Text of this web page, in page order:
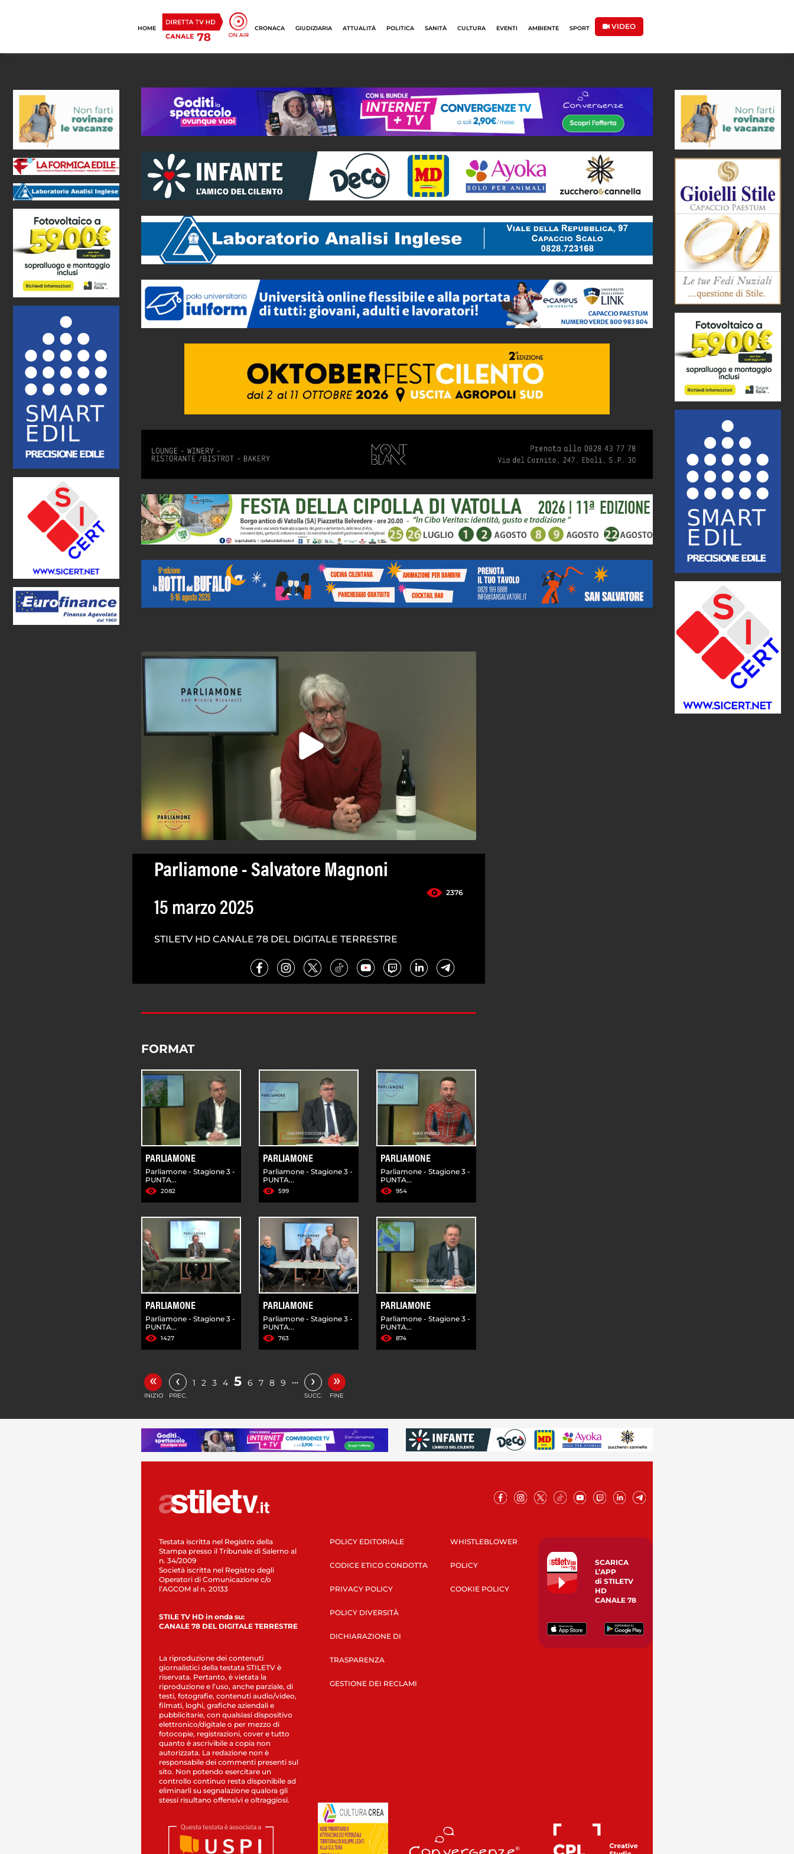
HOME CRONACA GIUDIZIARIA ATTUALITÀ POLITICA SANITÀ CULTURA EVENTI AMBIENTE SPORT VIDEO
Parliamone - Salvatore Magnoni
2376
15 marzo 2025
STILETV HD CANALE 78 DEL DIGITALE TERRESTRE
FORMAT
PARLIAMONE
Parliamone - Stagione 3 -
PUNTA...
2082
PARLIAMONE
Parliamone - Stagione 3 -
PUNTA...
599
PARLIAMONE
Parliamone - Stagione 3 -
PUNTA...
954
PARLIAMONE
Parliamone - Stagione 3 -
PUNTA...
1427
PARLIAMONE
Parliamone - Stagione 3 -
PUNTA...
763
PARLIAMONE
Parliamone - Stagione 3 -
PUNTA...
874
«
INIZIO
‹
PREC.
1 2 3 4 5 6 7 8 9 … ›
SUCC.
»
FINE
Testata iscritta nel Registro della
Stampa presso il Tribunale di Salerno al
n. 34/2009
Società iscritta nel Registro degli
Operatori di Comunicazione c/o
l’AGCOM al n. 20133
STILE TV HD in onda su:
CANALE 78 DEL DIGITALE TERRESTRE
La riproduzione dei contenuti
giornalistici della testata STILETV è
riservata. Pertanto, è vietata la
riproduzione e l’uso, anche parziale, di
testi, fotografie, contenuti audio/video,
filmati, loghi, grafiche aziendali e
pubblicitarie, con qualsiasi dispositivo
elettronico/digitale o per mezzo di
fotocopie, registrazioni, cover e tutto
quanto è ascrivibile a copia non
autorizzata. La redazione non è
responsabile dei commenti presenti sul
sito. Non potendo esercitare un
controllo continuo resta disponibile ad
eliminarli su segnalazione qualora gli
stessi risultano offensivi e oltraggiosi.
POLICY EDITORIALE
CODICE ETICO CONDOTTA
PRIVACY POLICY
POLICY DIVERSITÀ
DICHIARAZIONE DI
TRASPARENZA
GESTIONE DEI RECLAMI
WHISTLEBLOWER
POLICY
COOKIE POLICY
SCARICA
L’APP
di STILETV
HD
CANALE 78